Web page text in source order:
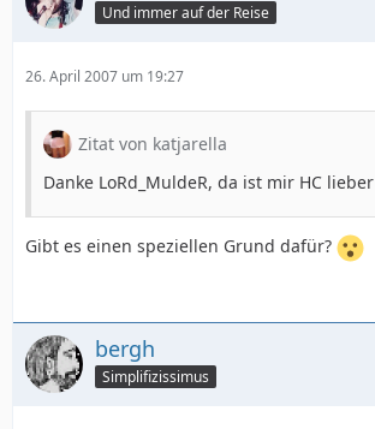
Und immer auf der Reise
26. April 2007 um 19:27
Zitat von katjarella
Danke LoRd_MuldeR, da ist mir HC lieber
Gibt es einen speziellen Grund dafür?
bergh
Simplifizissimus